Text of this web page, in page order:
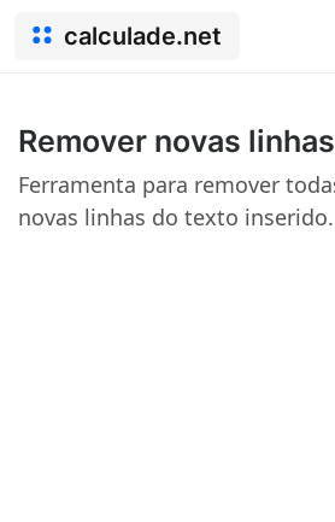
calculade.net
Remover novas
Ferramenta para remover
novas linhas do texto inserido.